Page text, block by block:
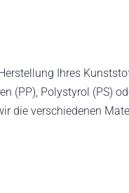
Ihres
(PP), Polystyrol (PS)
die verschiedenen